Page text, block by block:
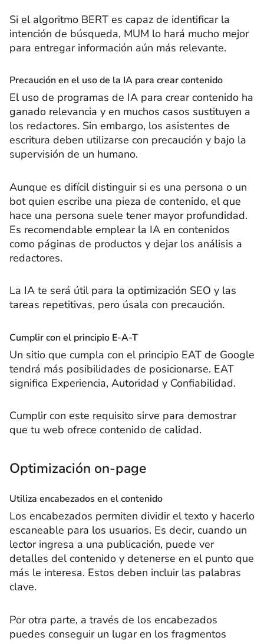
Si el algoritmo BERT es capaz de identificar la
intención de búsqueda, MUM lo hará mucho mejor
para entregar información aún más relevante.
Precaución en el uso de la IA para crear contenido
El uso de programas de IA para crear contenido ha
ganado relevancia y en muchos casos sustituyen a
los redactores. Sin embargo, los asistentes de
escritura deben utilizarse con precaución y bajo la
supervisión de un humano.
Aunque es difícil distinguir si es una persona o un
bot quien escribe una pieza de contenido, el que
hace una persona suele tener mayor profundidad.
Es recomendable emplear la IA en contenidos
como páginas de productos y dejar los análisis a
redactores.
La IA te será útil para la optimización SEO y las
tareas repetitivas, pero úsala con precaución.
Cumplir con el principio E-A-T
Un sitio que cumpla con el principio EAT de Google
tendrá más posibilidades de posicionarse. EAT
significa Experiencia, Autoridad y Confiabilidad.
Cumplir con este requisito sirve para demostrar
que tu web ofrece contenido de calidad.
Optimización on-page
Utiliza encabezados en el contenido
Los encabezados permiten dividir el texto y hacerlo
escaneable para los usuarios. Es decir, cuando un
lector ingresa a una publicación, puede ver
detalles del contenido y detenerse en el punto que
más le interesa. Estos deben incluir las palabras
clave.
Por otra parte, a través de los encabezados
puedes conseguir un lugar en los fragmentos